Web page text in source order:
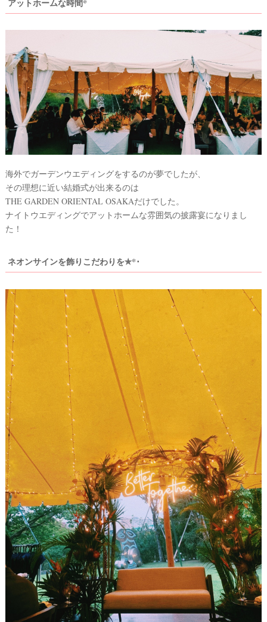
アットホームな時間*
海外でガーデンウエディングをするのが夢でしたが、
その理想に近い結婚式が出来るのは
THE GARDEN ORIENTAL OSAKAだけでした。
ナイトウエディングでアットホームな雰囲気の披露宴になりまし
た！
ネオンサインを飾りこだわりを✯*･
ウ
ェ
デ
ィ
ン
フ
ト
ウ
エ